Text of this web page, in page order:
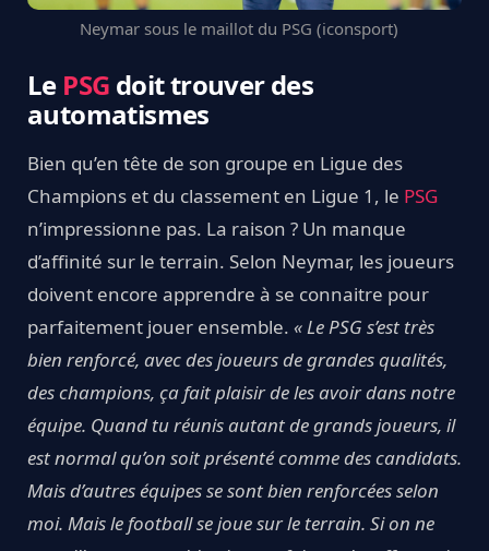
Neymar sous le maillot du PSG (iconsport)
Le PSG doit trouver des
automatismes
Bien qu’en tête de son groupe en Ligue des
Champions et du classement en Ligue 1, le PSG
n’impressionne pas. La raison ? Un manque
d’affinité sur le terrain. Selon Neymar, les joueurs
doivent encore apprendre à se connaitre pour
parfaitement jouer ensemble. « Le PSG s’est très
bien renforcé, avec des joueurs de grandes qualités,
des champions, ça fait plaisir de les avoir dans notre
équipe. Quand tu réunis autant de grands joueurs, il
est normal qu’on soit présenté comme des candidats.
Mais d’autres équipes se sont bien renforcées selon
moi. Mais le football se joue sur le terrain. Si on ne